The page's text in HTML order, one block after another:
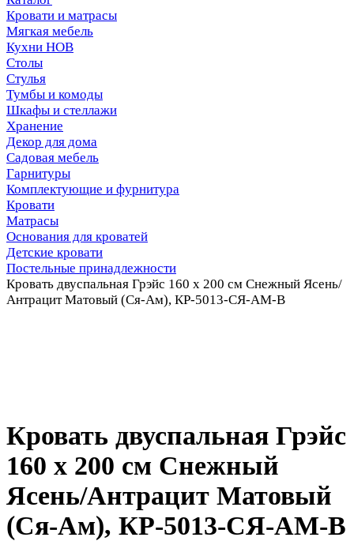
Кровати и матрасы
Мягкая мебель
Кухни НОВ
Столы
Стулья
Тумбы и комоды
Шкафы и стеллажи
Хранение
Декор для дома
Садовая мебель
Гарнитуры
Комплектующие и фурнитура
Кровати
Матрасы
Основания для кроватей
Детские кровати
Постельные принадлежности
Кровать двуспальная Грэйс 160 х 200 см Снежный Ясень/
Антрацит Матовый (Ся-Ам), КР-5013-СЯ-АМ-В
Кровать двуспальная Грэйс
160 х 200 см Снежный
Ясень/Антрацит Матовый
(Ся-Ам), КР-5013-СЯ-АМ-В